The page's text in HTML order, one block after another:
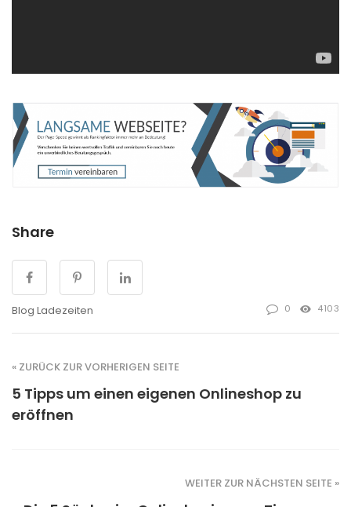
Share
Blog Ladezeiten 0 4103
« ZURÜCK ZUR VORHERIGEN SEITE
5 Tipps um einen eigenen Onlineshop zu
eröffnen
WEITER ZUR NÄCHSTEN SEITE »